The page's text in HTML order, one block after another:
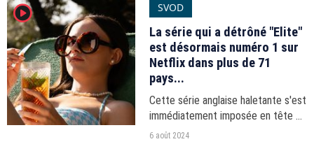
a valu à la chaîne la sanction d'un
euro symbolique.
player2 SVOD
La série qui a détrôné "Elite"
est désormais numéro 1 sur
Netflix dans plus de 71
pays...
Cette série anglaise haletante s'est
immédiatement imposée en tête du
classement des contenus les plus
6 août 2024